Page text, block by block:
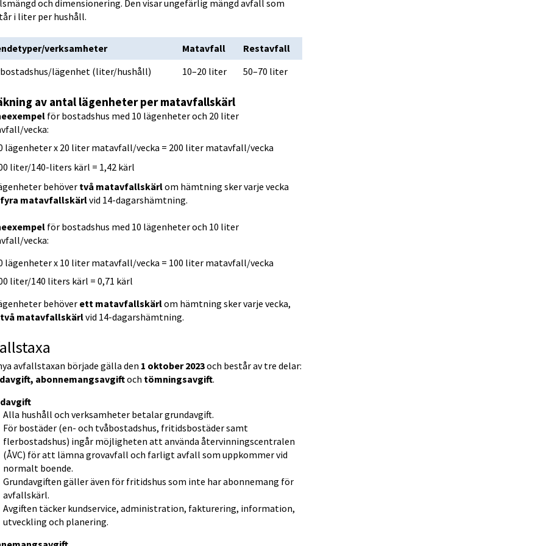
och dimensionering. Den visar ungefärlig mängd avfall som
i liter per hushåll.
dimensionering och avfallsmängder
verksamheter Matavfall
Restavfall
lägenhet (liter/hushåll)
10–20 liter 50–70 liter
av antal lägenheter per matavfallskärl
för bostadshus med 10 lägenheter och 20 liter
vecka:
lägenheter x 20 liter matavfall/vecka = 200 liter matavfall/vecka
liter/140-liters kärl = 1,42 kärl
behöver två matavfallskärl om hämtning sker varje vecka
fyra matavfallskärl vid 14-dagarshämtning.
för bostadshus med 10 lägenheter och 10 liter
vecka:
lägenheter x 10 liter matavfall/vecka = 100 liter matavfall/vecka
liter/140 liters kärl = 0,71 kärl
behöver ett matavfallskärl om hämtning sker varje vecka,
två matavfallskärl vid 14-dagarshämtning.
avfallstaxan började gälla den 1 oktober 2023
abonnemangsavgift och tömningsavgift.
Alla hushåll och verksamheter betalar grundavgift.
För bostäder (en- och tvåbostadshus, fritidsbostäder samt
flerbostadshus) ingår möjligheten att använda återvinningscentralen
(ÅVC) för att lämna grovavfall och farligt avfall som uppkommer vid
normalt boende.
Grundavgiften gäller även för fritidshus som inte har abonnemang för
avfallskärl.
Avgiften täcker kundservice, administration, fakturering, information,
utveckling och planering.